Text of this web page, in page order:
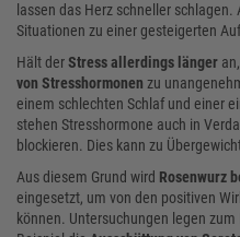
lassen das Herz schneller
Situationen zu einer gesteigerten
Hält derStress allerdings länger
von Stresshormonen zu
einem schlechten Schlaf und einer
stehen Stresshormone auch in
blockieren. Dies kann zu
Aus diesem Grund wird Rosenwurz
eingesetzt, um von den positiven
können. Untersuchungen legen